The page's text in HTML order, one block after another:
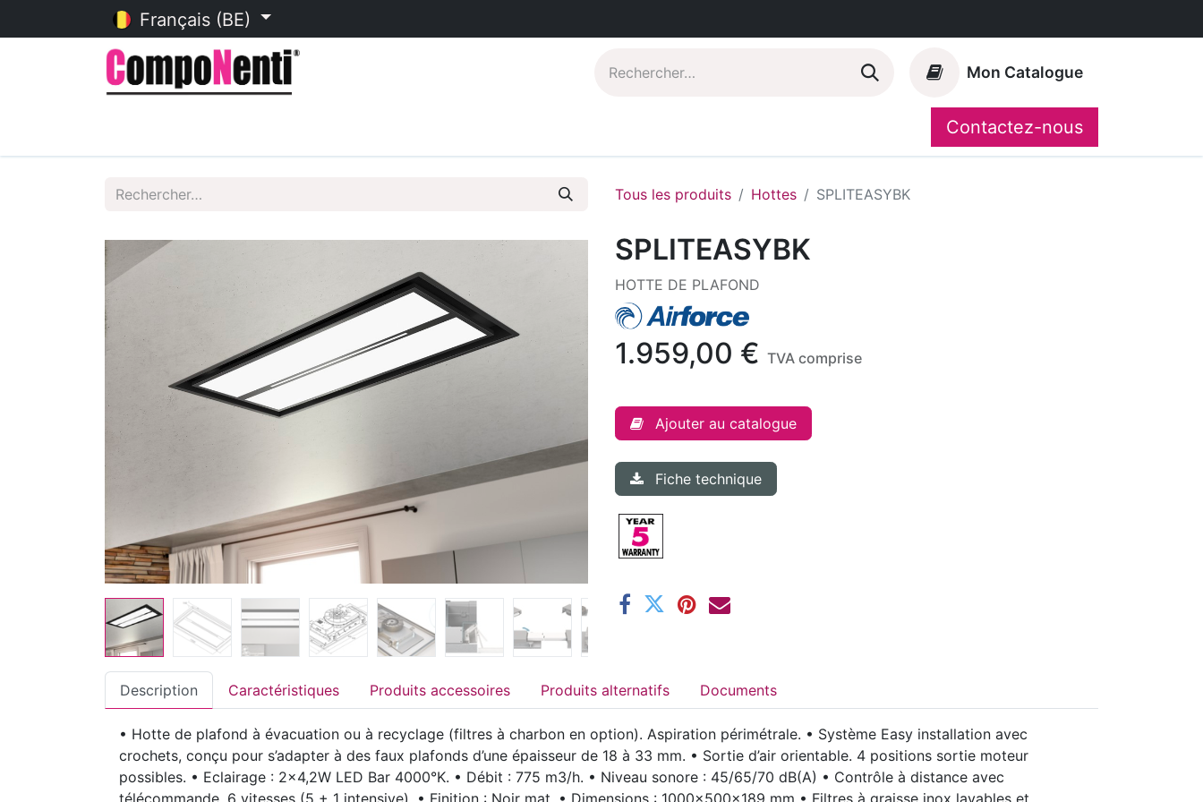
Français (BE)
Mon Catalogue
CompoShop
Contactez-nous
Tous les produits Hottes SPLITEASYBK
SPLITEASYBK
HOTTE DE PLAFOND
1.959,00 € TVA comprise
Ajouter au catalogue
Fiche technique
Description Caractéristiques Produits accessoires Produits alternatifs Documents
• Hotte de plafond à évacuation ou à recyclage (filtres à charbon en option). Aspiration périmétrale. • Système Easy installation avec
crochets, conçu pour s’adapter à des faux plafonds d’une épaisseur de 18 à 33 mm. • Sortie d’air orientable. 4 positions sortie moteur
possibles. • Eclairage : 2x4,2W LED Bar 4000°K. • Débit : 775 m3/h. • Niveau sonore : 45/65/70 dB(A) • Contrôle à distance avec
télécommande, 6 vitesses (5 + 1 intensive). • Finition : Noir mat. • Dimensions : 1000x500x189 mm • Filtres à graisse inox lavables et